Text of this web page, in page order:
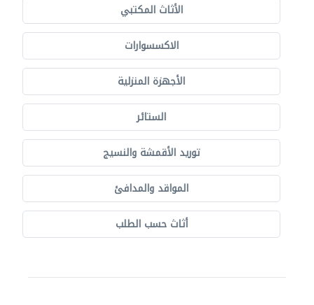
الأثاث المكتبي
الاكسسوارات
الأجهزة المنزلية
الستائر
توريد الأقمشة والنسيج
المواقد والمدافئ
أثاث حسب الطلب